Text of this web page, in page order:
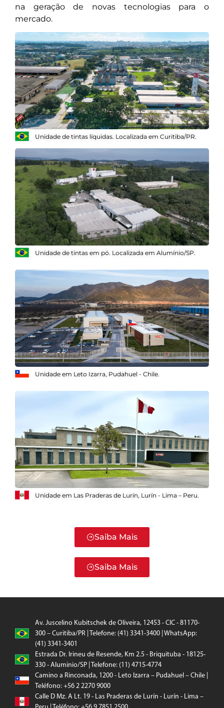
na geração de novas tecnologias para o
mercado.
Unidade de tintas líquidas. Localizada em Curitiba/PR.
Unidade de tintas em pó. Localizada em Alumínio/SP.
Unidade em Leto Izarra, Pudahuel - Chile.
Unidade em Las Praderas de Lurín, Lurín - Lima – Peru.
Saiba Mais
Saiba Mais
Av. Juscelino Kubitschek de Oliveira, 12453 - CIC - 81170-
300 – Curitiba/PR | Telefone: (41) 3341-3400 | WhatsApp:
(41) 3341-3401
Estrada Dr. Irineu de Resende, Km 2.5 - Briquituba - 18125-
330 - Aluminio/SP | Telefone: (11) 4715-4774
Camino a Rinconada, 1200 - Leto Izarra – Pudahuel – Chile |
Teléfono: +56 2 2270 9000
Calle D Mz. A Lt. 19 - Las Praderas de Lurín - Lurín - Lima –